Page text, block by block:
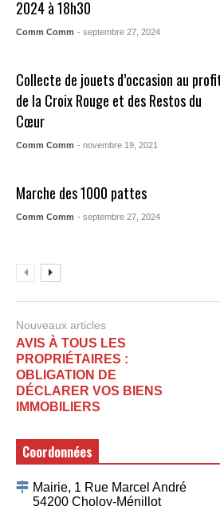
2024 à 18h30
Comm Comm - septembre 27, 2024
Collecte de jouets d’occasion au
de la Croix Rouge et des Restos du
Cœur
Comm Comm - novembre 19, 2021
Marche des 1000 pattes
Comm Comm - septembre 27, 2024
Nouveaux articles
AVIS À TOUS LES
PROPRIÉTAIRES :
OBLIGATION DE
DÉCLARER VOS BIENS
IMMOBILIERS
Coordonnées
Mairie, 1 Rue Marcel André
54200 Choloy-Ménillot